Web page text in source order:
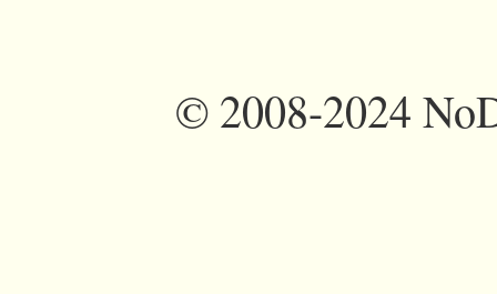
©2008-2024